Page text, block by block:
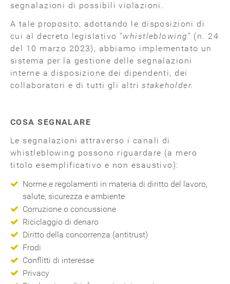
segnalazioni di possibili violazioni.
A tale proposito, adottando le disposizioni di
cui al decreto legislativo “whistleblowing” (n. 24
del 10 marzo 2023), abbiamo implementato un
sistema per la gestione delle segnalazioni
interne a disposizione dei dipendenti, dei
collaboratori e di tutti gli altristakeholder.
COSA SEGNALARE
Le segnalazioni attraverso i canali di
whistleblowing possono riguardare (a mero
titolo esemplificativo e non esaustivo):
Norme e regolamenti in materia di diritto del lavoro,
salute, sicurezza e ambiente
Corruzione o concussione
Riciclaggio di denaro
Diritto della concorrenza (antitrust)
Frodi
Conflitti di interesse
Privacy